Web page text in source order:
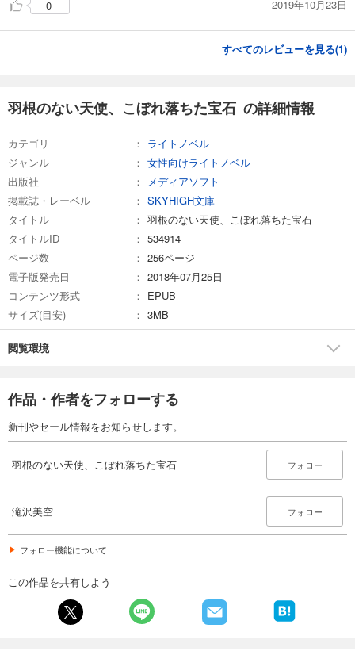
0 2019年10月23日
すべてのレビューを見る(1)
羽根のない天使、こぼれ落ちた宝石 の詳細情報
カテゴリ
ライトノベル
ジャンル
女性向けライトノベル
出版社
メディアソフト
掲載誌・レーベル
SKYHIGH文庫
タイトル
羽根のない天使、こぼれ落ちた宝石
タイトルID
534914
ページ数
256ページ
電子版発売日
2018年07月25日
コンテンツ形式
EPUB
サイズ(目安)
3MB
閲覧環境
作品・作者をフォローする
新刊やセール情報をお知らせします。
羽根のない天使、こぼれ落ちた宝石 フォロー
滝沢美空 フォロー
フォロー機能について
この作品を共有しよう